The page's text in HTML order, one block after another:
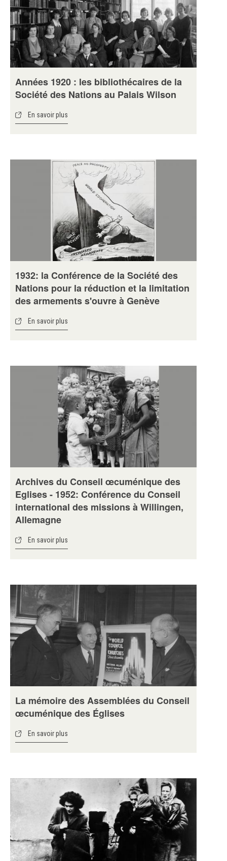
Années 1920 : les bibliothécaires de la
Société des Nations au Palais Wilson
En savoir plus
1932: la Conférence de la Société des
Nations pour la réduction et la limitation
des armements s'ouvre à Genève
En savoir plus
Archives du Conseil œcuménique des
Eglises - 1952: Conférence du Conseil
international des missions à Willingen,
Allemagne
En savoir plus
La mémoire des Assemblées du Conseil
œcuménique des Églises
En savoir plus